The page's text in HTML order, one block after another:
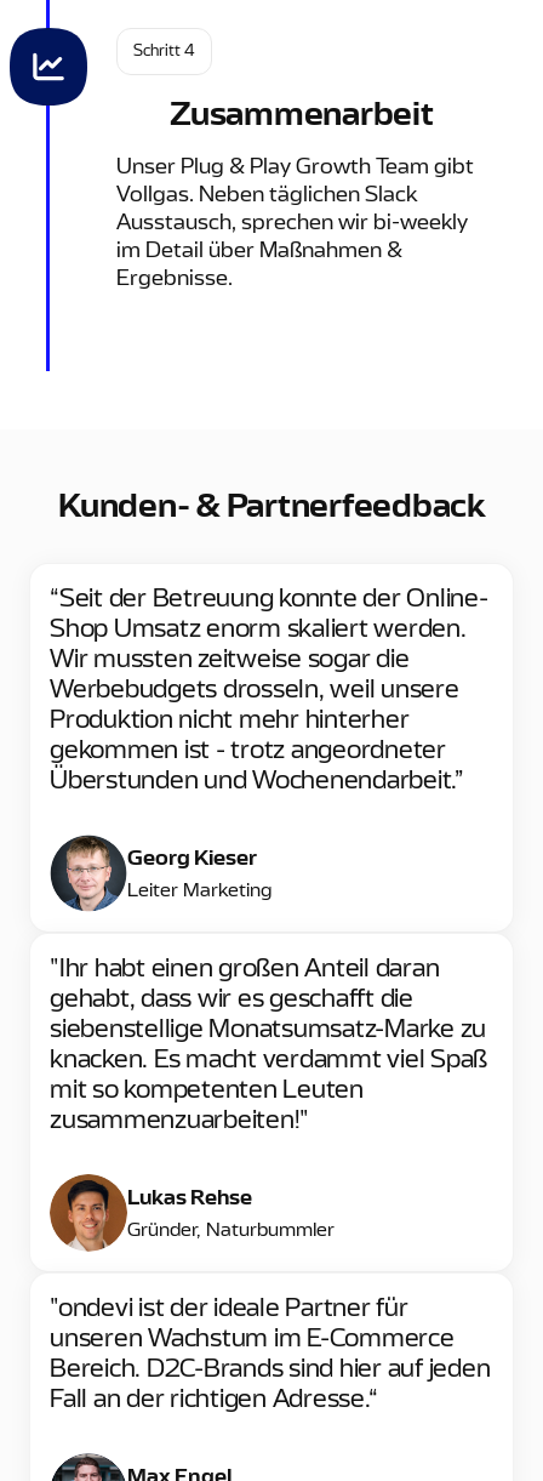
Schritt 4
Zusammenarbeit
Unser Plug & Play Growth Team gibt
Vollgas. Neben täglichen Slack
Ausstausch, sprechen wir bi-weekly
im Detail über Maßnahmen &
Ergebnisse.
Kunden- & Partnerfeedback
“Seit der Betreuung konnte der Online-
Shop Umsatz enorm skaliert werden.
Wir mussten zeitweise sogar die
Werbebudgets drosseln, weil unsere
Produktion nicht mehr hinterher
gekommen ist - trotz angeordneter
Überstunden und Wochenendarbeit.”
Georg Kieser
Leiter Marketing
"Ihr habt einen großen Anteil daran
gehabt, dass wir es geschafft die
siebenstellige Monatsumsatz-Marke zu
knacken. Es macht verdammt viel Spaß
mit so kompetenten Leuten
zusammenzuarbeiten!"
Lukas Rehse
Gründer, Naturbummler
"ondevi ist der ideale Partner für
unseren Wachstum im E-Commerce
Bereich. D2C-Brands sind hier auf jeden
Fall an der richtigen Adresse.“